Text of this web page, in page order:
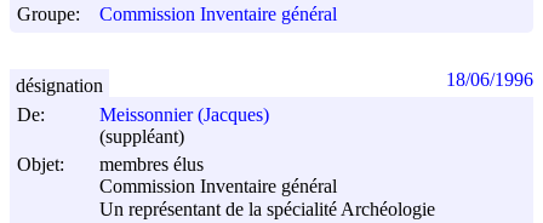
Groupe:
Commission Inventaire général
De:
Meissonnier (Jacques)
(suppléant)
Objet:
membres élus
Commission Inventaire général
Un représentant de la spécialité Archéologie
désignation 18/06/1996